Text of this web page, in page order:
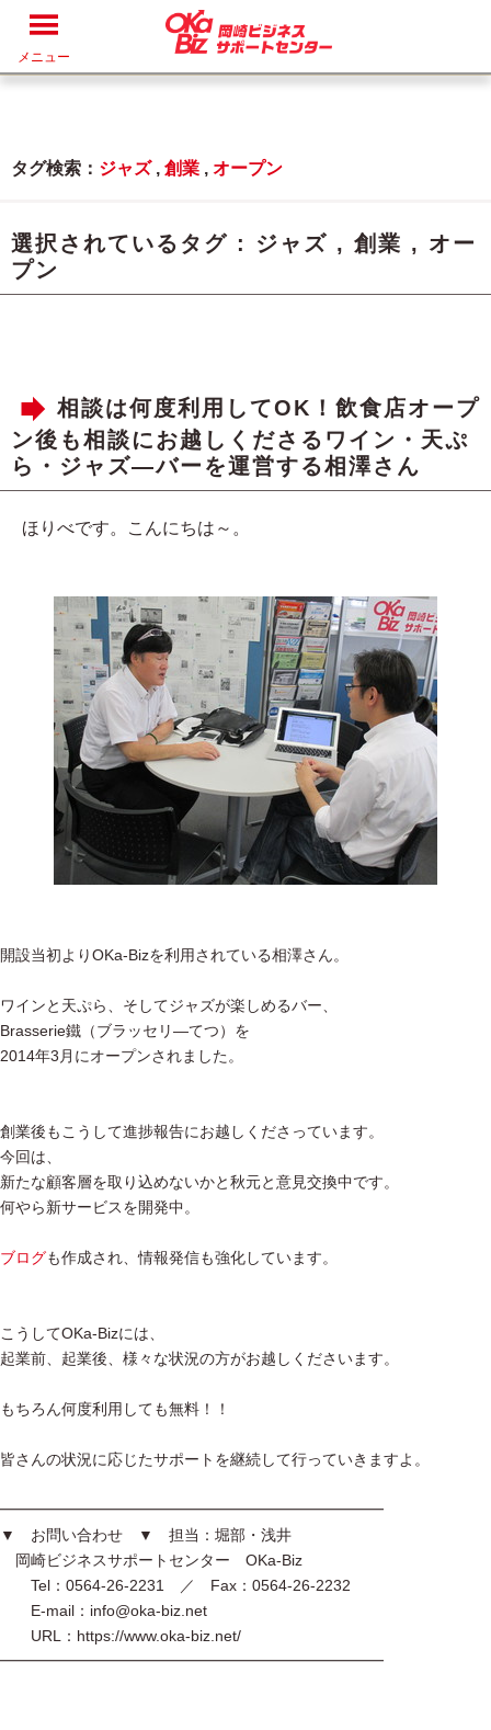
メニュー
タグ検索： ジャズ, 創業 , オープン
選択されているタグ : ジャズ , 創業 , オー
プン
相談は何度利用してOK！飲食店オープ
ン後も相談にお越しくださるワイン・天ぷ
ら・ジャズ―バーを運営する相澤さん
ほりべです。こんにちは～。
開設当初よりOKa-Bizを利用されている相澤さん。
ワインと天ぷら、そしてジャズが楽しめるバー、
Brasserie鐵（ブラッセリ―てつ）を
2014年3月にオープンされました。
創業後もこうして進捗報告にお越しくださっています。
今回は、
新たな顧客層を取り込めないかと秋元と意見交換中です。
何やら新サービスを開発中。
ブログも作成され、情報発信も強化しています。
こうしてOKa-Bizには、
起業前、起業後、様々な状況の方がお越しくださいます。
もちろん何度利用しても無料！！
皆さんの状況に応じたサポートを継続して行っていきますよ。
━━━━━━━━━━━━━━━━━━━━━━━━━
▼ お問い合わせ ▼ 担当：堀部・浅井
岡崎ビジネスサポートセンター OKa-Biz
Tel：0564-26-2231 ／ Fax：0564-26-2232
E-mail：info@oka-biz.net
URL：https://www.oka-biz.net/
━━━━━━━━━━━━━━━━━━━━━━━━━